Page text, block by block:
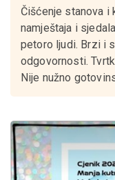
zadovoljstvo. Naš
kako bi Vama
vremena, ili Vas
Vi mogli posvetiti
raspolaganju, na
Čišćenje stanova i
namještaja i
petoro ljudi. Brzi i
odgovornosti.
Nije nužno